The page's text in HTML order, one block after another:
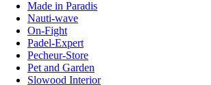
Made in Paradis
Nauti-wave
On-Fight
Padel-Expert
Pecheur-Store
Pet and Garden
Slowood Interior